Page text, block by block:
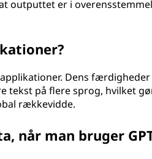
outputtet er i
Dens
tekst på flere sprog, hvilket
rækkevidde.
når man bruger